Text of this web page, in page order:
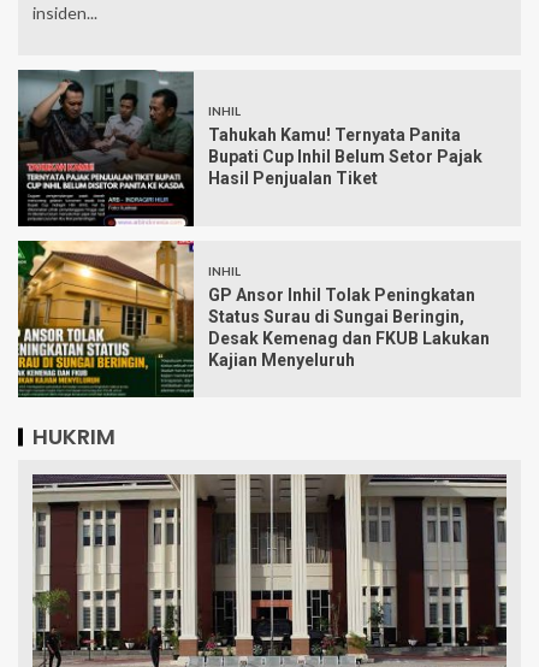
insiden...
INHIL
Tahukah Kamu! Ternyata Panita
Bupati Cup Inhil Belum Setor Pajak
Hasil Penjualan Tiket
INHIL
GP Ansor Inhil Tolak Peningkatan
Status Surau di Sungai Beringin,
Desak Kemenag dan FKUB Lakukan
Kajian Menyeluruh
HUKRIM